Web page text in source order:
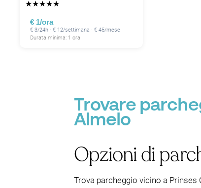
★★★★★
€ 1/ora
€ 3/24h · € 12/settimana · € 45/mese
Durata minima: 1 ora
Trovare
Almelo
Opzioni di
Trova parcheggio vicino a